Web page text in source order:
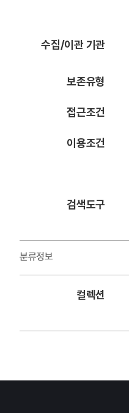
수집/이관 기관
보존유형
접근조건
이용조건
검색도구
분류정보
컬렉션